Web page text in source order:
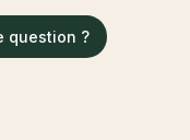
question ?